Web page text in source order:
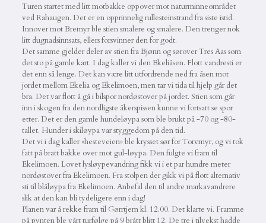
Turen startet med litt motbakke oppover mot naturminneområdet
ved Rahaugen. Det er en opprinnelig rullesteinstrand fra siste istid.
Innover mot Bremyr ble stien smalere og smalere. Den trenger nok
litt dugnadsinnsats, ellers forsvinner den for godt.
Det samme gjelder deler av stien fra Bjønn og sørover Tres Aas som
det sto på gamle kart. I dag kaller vi den Ekeliåsen. Flott vandresti er
det enn så lenge. Det kan være litt utfordrende ned fra åsen mot
jordet mellom Ekelia og Ekelimoen, men tar vi tida til hjelp går det
bra. Det var flott å gå i bilspor nordøstover på jordet. Stien som går
inn i skogen fra den nordligste åkerspissen kunne vi fortsatt se spor
etter. Det er den gamle hundeløypa som ble brukt på -70 og -80-
tallet. Hunder i skiløypa var styggedom på den tid.
Det vi i dag kaller «hesteveien» ble krysset sør for Torvmyr, og vi tok
fatt på bratt bakke over mot gul-løypa. Den fulgte vi fram til
Ekelimoen. Lovet lysløypevandring fikk vi i et par hundre meter
nordøstover fra Ekelimoen. Fra stolpen der gikk vi på flott alternativ
sti til blåløypa fra Ekelimoen. Anbefal den til andre markavandrere
slik at den kan bli tydeligere enn i dag!
Planen var å rekke fram til Gørrtjern kl. 12.00. Det klarte vi. Framme
på pynten ble vårt turfølge på 9 brått blitt 12. De tre i tilvekst hadde